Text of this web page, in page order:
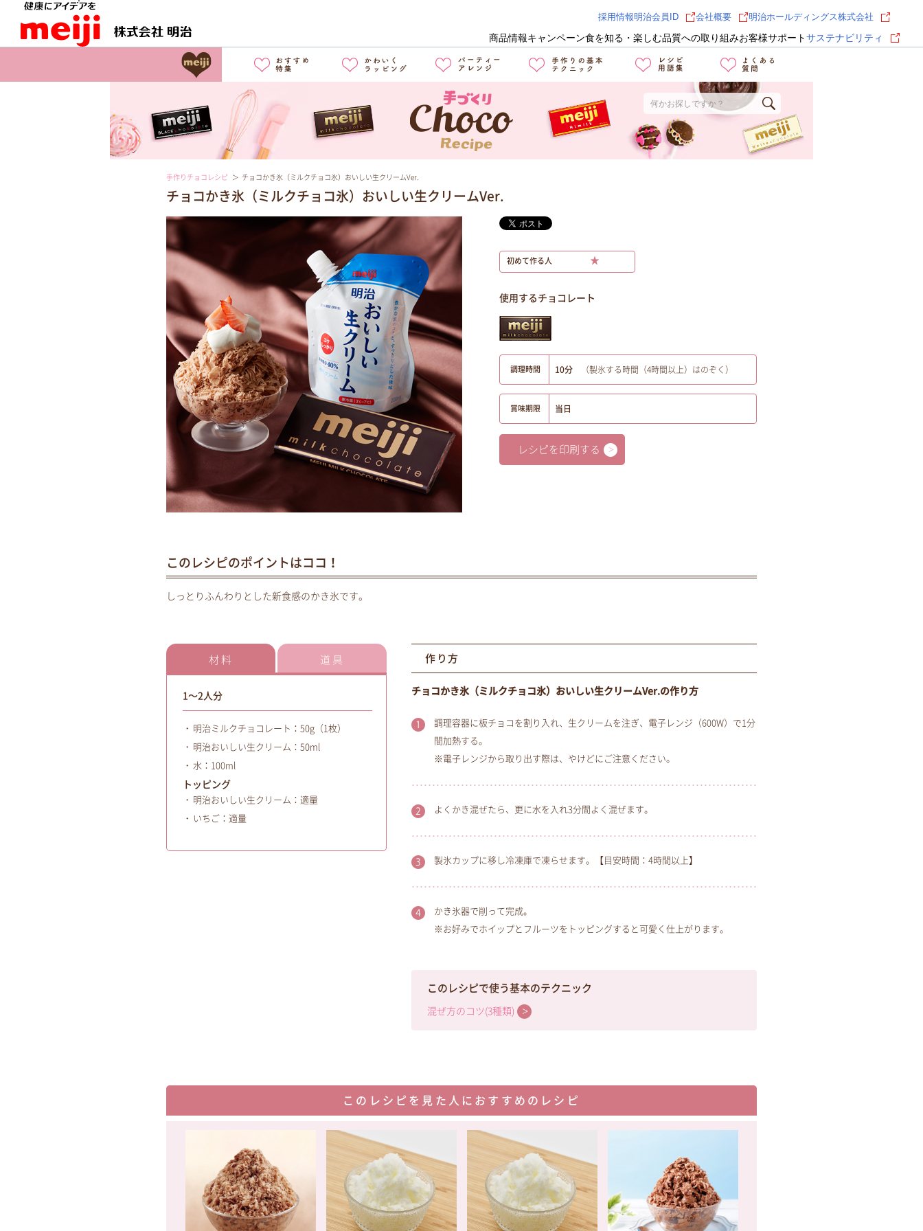
商品情報キャンペーン食を知る・楽しむ品質への取り組みお客様サポートサステナビリティ
採用情報明治会員ID 会社概要 明治ホールディングス株式会社
手作りチョコレシピ チョコかき氷（ミルクチョコ氷）おいしい生クリームVer.
チョコかき氷（ミルクチョコ氷）おいしい生クリームVer.
初めて作る人 ★
使用するチョコレート
調理時間 10分 （製氷する時間（4時間以上）はのぞく）
賞味期限 当日
レシピを印刷する
このレシピのポイントはココ！
しっとりふんわりとした新食感のかき氷です。
材料 道具
1～2人分
明治ミルクチョコレート：50g（1枚）
明治おいしい生クリーム：50ml
水：100ml
トッピング
明治おいしい生クリーム：適量
いちご：適量
作り方
チョコかき氷（ミルクチョコ氷）おいしい生クリームVer.の作り方
調理容器に板チョコを割り入れ、生クリームを注ぎ、電子レンジ（600W）で1分
間加熱する。
※電子レンジから取り出す際は、やけどにご注意ください。
よくかき混ぜたら、更に水を入れ3分間よく混ぜます。
製氷カップに移し冷凍庫で凍らせます。【目安時間：4時間以上】
かき氷器で削って完成。
※お好みでホイップとフルーツをトッピングすると可愛く仕上がります。
このレシピで使う基本のテクニック
混ぜ方のコツ(3種類)
このレシピを見た人におすすめのレシピ